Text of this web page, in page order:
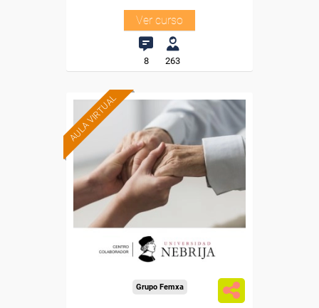
Ver curso
8 263
AULA VIRTUAL Formación 100%
subvencionada.
Para trabajadores y
autónomos.
Para todos los sectores.
Grupo Femxa